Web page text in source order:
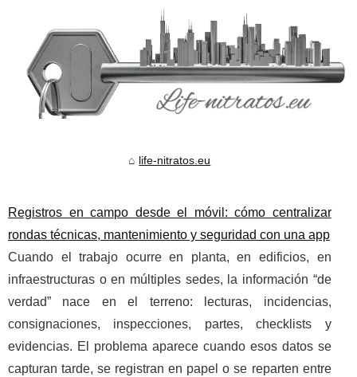
life-nitratos.eu
Registros en campo desde el móvil: cómo centralizar
rondas técnicas, mantenimiento y seguridad con una app
Cuando el trabajo ocurre en planta, en edificios, en
infraestructuras o en múltiples sedes, la información “de
verdad” nace en el terreno: lecturas, incidencias,
consignaciones, inspecciones, partes, checklists y
evidencias. El problema aparece cuando esos datos se
capturan tarde, se registran en papel o se reparten entre